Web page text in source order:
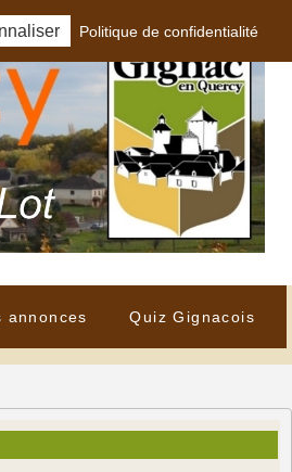
annonces Quiz Gignacois
Politique de confidentialité